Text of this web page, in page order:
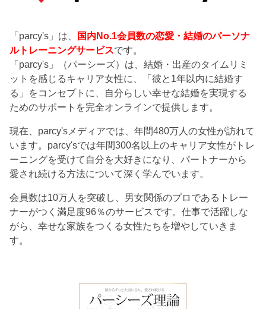
「parcy's」は、
国内No.1会員数の恋愛・結婚のパーソナ
ルトレーニングサービスです。
「parcy's」（パーシーズ）は、結婚・出産のタイムリミ
ットを感じるキャリア女性に、「彼と1年以内に結婚す
る」をコンセプトに、自分らしい幸せな結婚を実現する
ためのサポートを完全オンラインで提供します。
現在、parcy'sメディアでは、年間480万人の女性が訪れて
います。parcy'sでは年間300名以上のキャリア女性がトレ
ーニングを受けて自分を大好きになり、パートナーから
愛され続ける方法について深く学んでいます。
会員数は10万人を突破し、男女関係のプロであるトレー
ナーがつく満足度96％のサービスです。仕事で活躍しな
がら、幸せな家族をつくる女性たちを増やしていきま
す。